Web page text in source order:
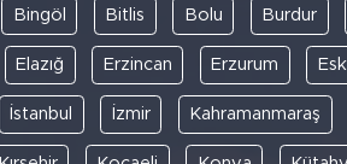
Bingöl Bitlis Bolu Burdur
Elazığ Erzincan Erzurum
İstanbul İzmir Kahramanmaraş